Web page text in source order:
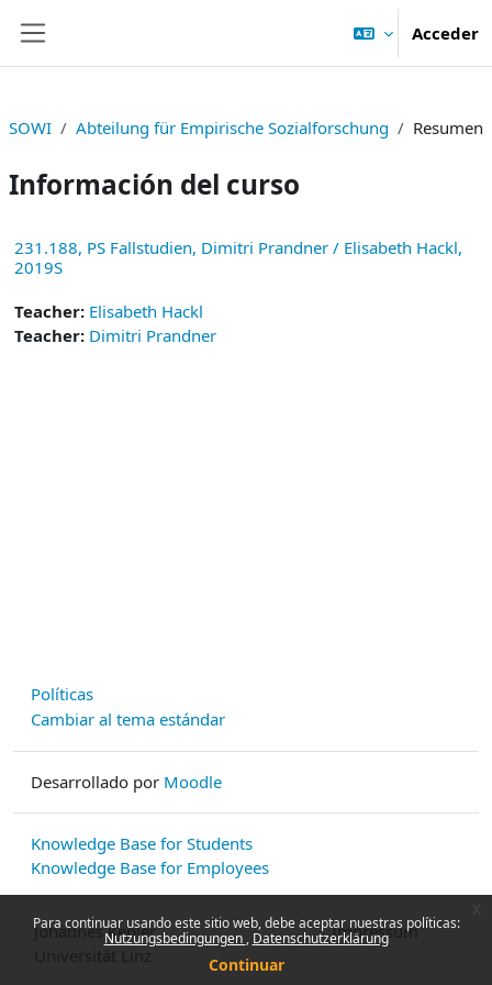
Para continuar usando este sitio web, debe aceptar nuestras políticas:
Nutzungsbedingungen Datenschutzerklärung
Continuar
Acceder
SOWI Abteilung für Empirische Sozialforschung Resumen
Información del curso
231.188, PS Fallstudien, Dimitri Prandner / Elisabeth Hackl,
2019S
Teacher: Elisabeth Hackl
Teacher: Dimitri Prandner
Políticas
Cambiar al tema estándar
Desarrollado por Moodle
Knowledge Base for Students
Knowledge Base for Employees
Johannes Kepler
Impressum